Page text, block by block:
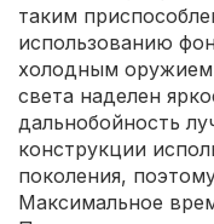
таким
использованию
холодным оружием
света наделен
дальнобойность
конструкции
поколения,
Максимальное